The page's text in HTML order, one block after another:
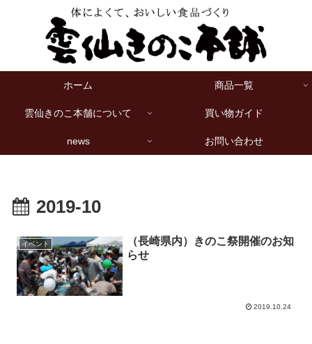
ホーム 商品一覧
雲仙きのこ本舗について 買い物ガイド
news お問い合わせ
2019-10
イベント
（長崎県内）きのこ祭開催のお知
らせ
2019.10.24